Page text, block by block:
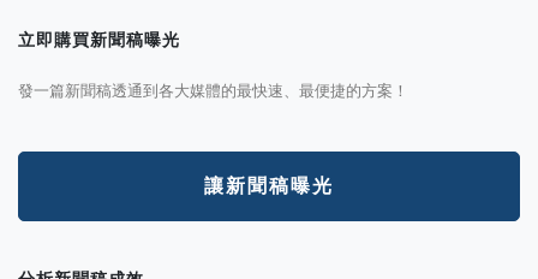
立即購買新聞稿曝光
發一篇新聞稿透通到各大媒體的最快速、最便捷的方案！
讓新聞稿曝光